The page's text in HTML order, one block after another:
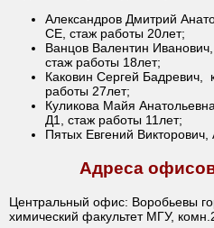
Александров Дмитрий
СЕ, стаж работы 20лет;
Ванцов Валентин
стаж работы 18лет;
Каковин Сергей Бадревич,
работы 27лет;
Куликова Майя
Д1, стаж работы 11лет;
Пятых Евгений
Адреса
Центральный офис: Воробьевы
химический факультет МГУ,